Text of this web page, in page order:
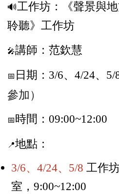
🔊工作坊：
《聲景與
聆聽》工作坊
🎤講師：范欽慧
📅 日期：3/6、4/24、5/
參加）
📅時間：09:00~12:00
📍地點：
3/6、4/24、5/8 工作
室，9:00~12:00